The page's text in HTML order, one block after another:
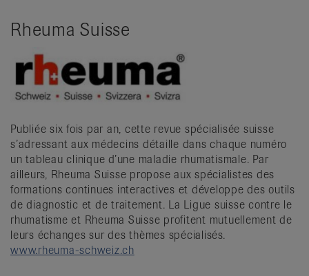
Rheuma Suisse
Publiée six fois par an, cette revue spécialisée suisse
s’adressant aux médecins détaille dans chaque numéro
un tableau clinique d’une maladie rhumatismale. Par
ailleurs, Rheuma Suisse propose aux spécialistes des
formations continues interactives et développe des outils
de diagnostic et de traitement. La Ligue suisse contre le
rhumatisme et Rheuma Suisse profitent mutuellement de
leurs échanges sur des thèmes spécialisés.
www.rheuma-schweiz.ch